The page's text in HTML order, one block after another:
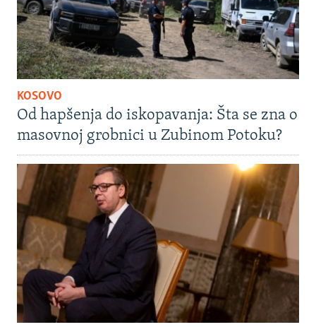
KOSOVO
Od hapšenja do iskopavanja: Šta se zna o
masovnoj grobnici u Zubinom Potoku?